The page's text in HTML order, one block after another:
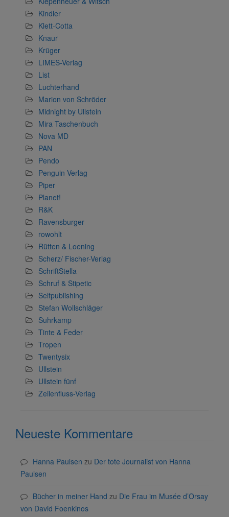
Kindler
Klett-Cotta
Knaur
Krüger
LIMES-Verlag
List
Luchterhand
Marion von Schröder
Midnight by Ullstein
Mira Taschenbuch
Nova MD
PAN
Pendo
Penguin Verlag
Piper
Planet!
R&K
Ravensburger
rowohlt
Rütten & Loening
Scherz/ Fischer-Verlag
SchriftStella
Schruf & Stipetic
Selfpublishing
Stefan Wollschläger
Suhrkamp
Tinte & Feder
Tropen
Twentysix
Ullstein
Ullstein fünf
Zeilenfluss-Verlag
Neueste Kommentare
Hanna Paulsen zu Der tote Journalist von Hanna
Paulsen
Bücher in meiner Hand zu Die Frau im Musée d’Orsay
von David Foenkinos